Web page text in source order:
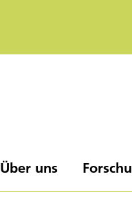
Über uns